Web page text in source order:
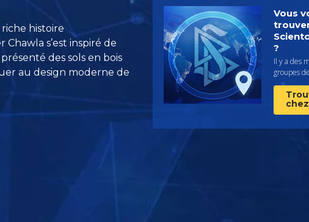
histoire
s’est inspiré de
des sols en bois
au design moderne de
Vous
?
Il y a des
groupes